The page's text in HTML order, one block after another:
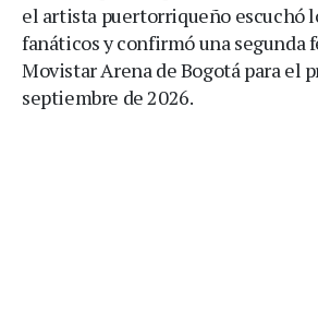
el artista puertorriqueño escuchó
fanáticos y confirmó una segunda
Movistar Arena de Bogotá para el
septiembre de 2026.